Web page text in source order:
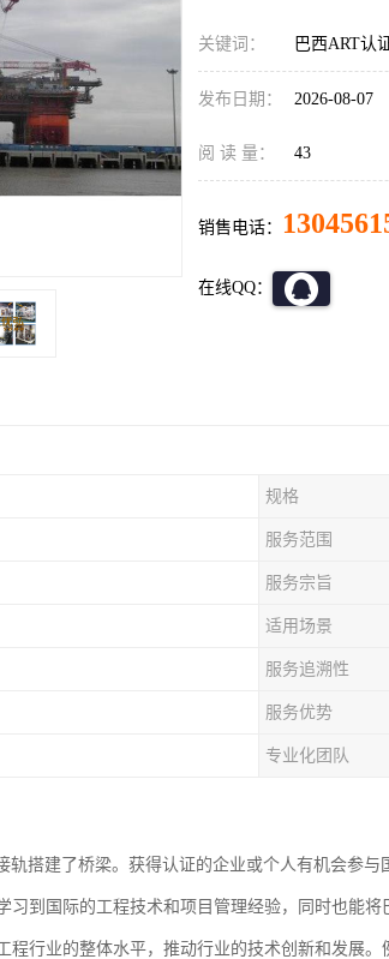
关键词： 巴西ART认
发布日期： 2026-08-07
阅 读 量： 43
销售电话：
在线QQ：
规格
服务范围
服务宗旨
适用场景
服务追溯性
服务优势
专业化团队
轨搭建了桥梁。获得认证的企业或个人有机会参
习到国际的工程技术和项目管理经验，同时也能
程行业的整体水平，推动行业的技术创新和发展